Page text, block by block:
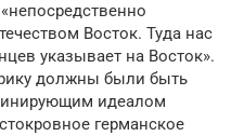
Восток. Туда нас
указывает на Восток».
должны были быть
идеалом
германское